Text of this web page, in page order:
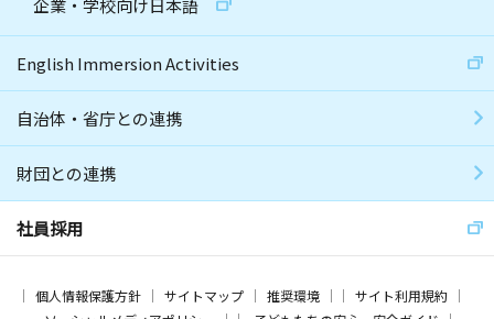
企業・学校向け日本語
English Immersion Activities
自治体・省庁との連携
財団との連携
社員採用
個人情報保護方針 サイトマップ 推奨環境
サイト利用規約